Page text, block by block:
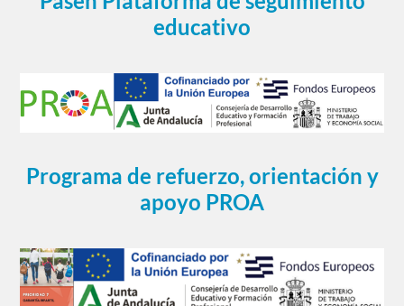
educativo
Programa de refuerzo, orientación y
apoyo PROA